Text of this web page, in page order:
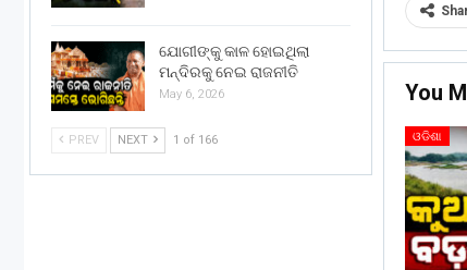
You
ଓଡିଶା
ଯୋଗୀଙ୍କୁ କାଳ ହୋଇଥିଲା
ମନ୍ଦିରକୁ ନେଇ ରାଜନୀତି
May 6, 2026
PREV NEXT 1 of 166